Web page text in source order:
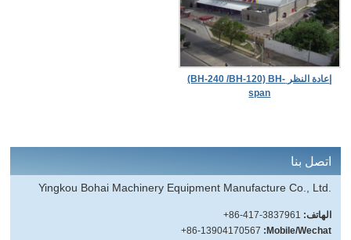
إعادة النظر (BH-240 /BH-120) BH-
span
اتصل بنا
Yingkou Bohai Machinery Equipment Manufacture Co., Ltd.
الهاتف: +86-417-3837961
Mobile/Wechat:
+86-13904170567